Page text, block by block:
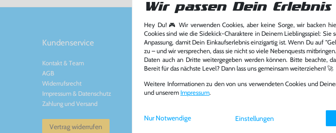
Kundenservice
Kontakt & Team
AGB
Widerrufsrecht
Impressum & Datenschutz
Zahlung und Versand
Vertrag widerrufen
Kontakt
Konsolenkost GmbH
Plauener Str. 163-165
13053 Berlin, DE
Tel: +49 30 - 609886894
www.konsolenkost.de
Über das
Über uns
Nachhaltigkeit
Partnerprogramm
Wir passen Dein
Hey Du! 🎮 Wir verwenden Cookies, aber keine Sorge, wir backen
Cookies sind wie die Sidekick-Charaktere in Deinem Lieblingsspiel: Sie
Anpassung, damit Dein Einkaufserlebnis einzigartig ist. Wenn Du auf
zu – und wir versprechen, dass sie nicht so viele Nebenquests
Daten auch an Dritte weitergegeben werden können. Bitte beachte,
Bereit für das nächste Level? Dann lass uns gemeinsam weiterziehen! 🚀
Weitere Informationen zu den von uns verwendeten Cookies und
und unserem Impressum.
Einstellungen
Nur Notwendige